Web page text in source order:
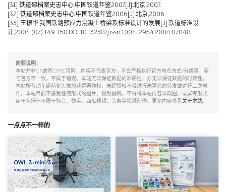
[31] 铁道部档案史志中心.中国铁道年鉴2007[J].北京,2007.
[32] 铁道部档案史志中心.中国铁道年鉴2006[J].北京,2006.
[33] 王振华.我国铁路预应力混凝土桥梁及标准设计的发展[J].铁道标准设
计,2004,(07):149-158.DOI:10.13238/j.issn.1004-2954.2004.07.048.
简要说明：
本站并非CR或者CRRC官网，内容不代表官方，不会严格执行官方命名方式/分类等，若
与官方不一致，不属于错误。本站无法保证数据的准确性，亦无法保证数据的时效性。
本站所有动车组萌化头像均获得著作权，未经授权不得进行未署名的转发或进行二次创
作。本站目前不接受任何形式的图片、视频投稿。不得将本站内容以截图、录屏等形式
用于包括但不限于抖音、快手、西瓜视频、头条等视频创作。更多内容参见关于本站。
一点点不一样的